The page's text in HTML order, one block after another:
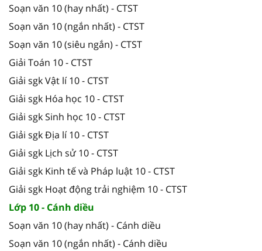
Soạn văn 10 (hay nhất) - CTST
Soạn văn 10 (ngắn nhất) - CTST
Soạn văn 10 (siêu ngắn) - CTST
Giải Toán 10 - CTST
Giải sgk Vật lí 10 - CTST
Giải sgk Hóa học 10 - CTST
Giải sgk Sinh học 10 - CTST
Giải sgk Địa lí 10 - CTST
Giải sgk Lịch sử 10 - CTST
Giải sgk Kinh tế và Pháp luật 10 - CTST
Giải sgk Hoạt động trải nghiệm 10 - CTST
Lớp 10 - Cánh diều
Soạn văn 10 (hay nhất) - Cánh diều
Soạn văn 10 (ngắn nhất) - Cánh diều